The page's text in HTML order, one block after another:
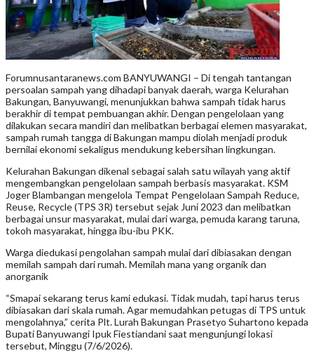
Forumnusantaranews.com BANYUWANGI – Di tengah tantangan
persoalan sampah yang dihadapi banyak daerah, warga Kelurahan
Bakungan, Banyuwangi, menunjukkan bahwa sampah tidak harus
berakhir di tempat pembuangan akhir. Dengan pengelolaan yang
dilakukan secara mandiri dan melibatkan berbagai elemen masyarakat,
sampah rumah tangga di Bakungan mampu diolah menjadi produk
bernilai ekonomi sekaligus mendukung kebersihan lingkungan.
Kelurahan Bakungan dikenal sebagai salah satu wilayah yang aktif
mengembangkan pengelolaan sampah berbasis masyarakat. KSM
Joger Blambangan mengelola Tempat Pengelolaan Sampah Reduce,
Reuse, Recycle (TPS 3R) tersebut sejak Juni 2023 dan melibatkan
berbagai unsur masyarakat, mulai dari warga, pemuda karang taruna,
tokoh masyarakat, hingga ibu-ibu PKK.
Warga diedukasi pengolahan sampah mulai dari dibiasakan dengan
memilah sampah dari rumah. Memilah mana yang organik dan
anorganik
“Smapai sekarang terus kami edukasi. Tidak mudah, tapi harus terus
dibiasakan dari skala rumah. Agar memudahkan petugas di TPS untuk
mengolahnya,” cerita Plt. Lurah Bakungan Prasetyo Suhartono kepada
Bupati Banyuwangi Ipuk Fiestiandani saat mengunjungi lokasi
tersebut, Minggu (7/6/2026).